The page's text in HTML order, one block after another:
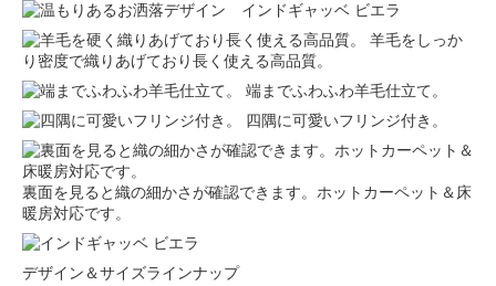
羊毛をしっか
り密度で織りあげており長く使える高品質。
端までふわふわ羊毛仕立て。
四隅に可愛いフリンジ付き。
裏面を見ると織の細かさが確認できます。ホットカーペット＆床
暖房対応です。
デザイン＆サイズラインナップ